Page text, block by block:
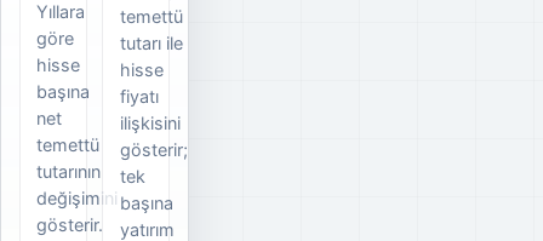
Yıllara
göre
hisse
başına
net
temettü
tutarının
değişimini
gösterir.
temettü
tutarı ile
hisse
fiyatı
ilişkisini
gösterir;
tek
başına
yatırım